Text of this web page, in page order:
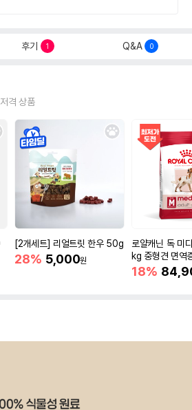
후기 1 Q&A 0
격 상품
[2개세트] 리얼트릿 한우 50g
28% 5,000원
로얄캐닌 독 미
kg 중형견 면역
18%